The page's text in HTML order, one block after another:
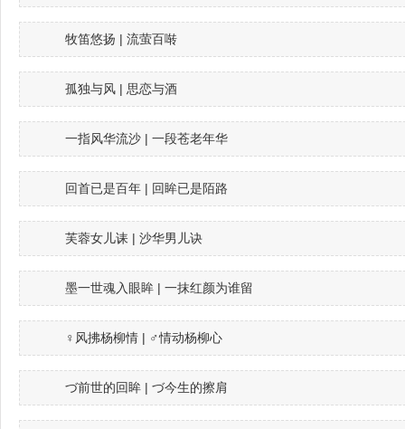
牧笛悠扬 | 流萤百啭
孤独与风 | 思恋与酒
一指风华流沙 | 一段苍老年华
回首已是百年 | 回眸已是陌路
芙蓉女儿诔 | 沙华男儿诀
墨一世魂入眼眸 | 一抹红颜为谁留
♀风拂杨柳情 | ♂情动杨柳心
づ前世的回眸 | づ今生的擦肩